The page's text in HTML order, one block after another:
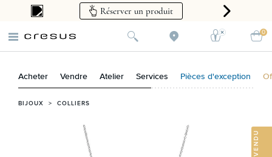
Réserver un produit
0
Acheter Vendre Atelier Services Pièces d'exception
BIJOUX > COLLIERS
VENDU